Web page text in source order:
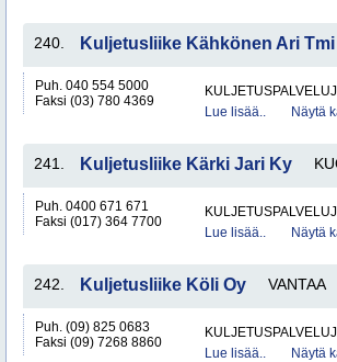
240. Kuljetusliike Kähkönen Ari Tmi
Puh. 040 554 5000
Faksi (03) 780 4369
Lue lisää..
Näytä
241. Kuljetusliike Kärki Jari Ky
Puh. 0400 671 671
Faksi (017) 364 7700
Lue lisää..
Näytä
242. Kuljetusliike Köli Oy VANTAA
Puh. (09) 825 0683
Faksi (09) 7268 8860
Lue lisää..
Näytä